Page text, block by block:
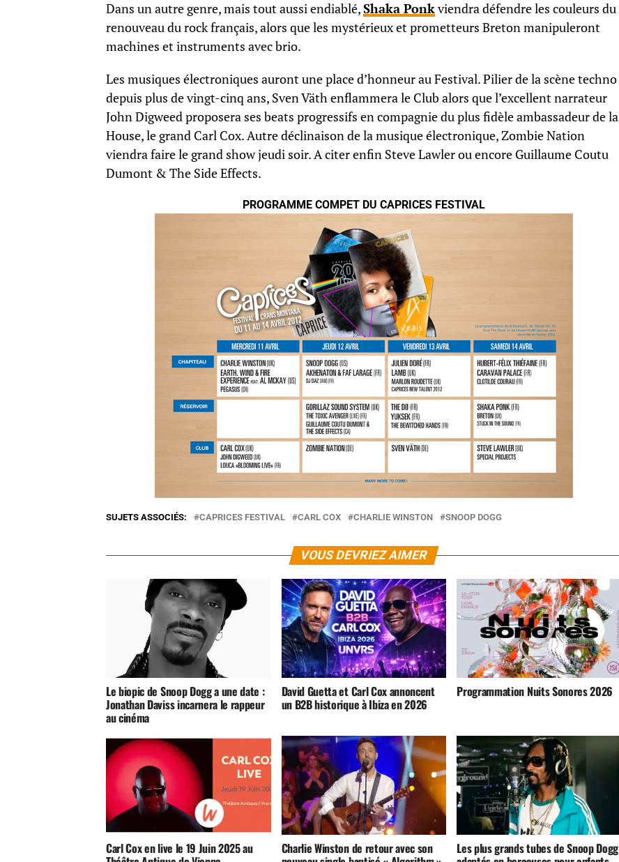
Dans un autre genre, mais tout aussi endiablé,Shaka Ponkviendra défendre les couleurs du
renouveau du rock français, alors que les mystérieux et prometteurs Breton manipuleront
machines et instruments avec brio.
Les musiques électroniques auront une place d’honneur au Festival. Pilier de la scène techno
depuis plus de vingt-cinq ans, Sven Väth enflammera le Club alors que l’excellent narrateur
John Digweed proposera ses beats progressifs en compagnie du plus fidèle ambassadeur de la
House, le grand Carl Cox. Autre déclinaison de la musique électronique, Zombie Nation
viendra faire le grand show jeudi soir. A citer enfin Steve Lawler ou encore Guillaume Coutu
Dumont & The Side Effects.
PROGRAMME COMPET DU CAPRICES FESTIVAL
SUJETS ASSOCIÉS: CAPRICES FESTIVAL CARL COX CHARLIE WINSTON SNOOP DOGG
VOUS DEVRIEZ AIMER
Le biopic de Snoop Dogg a une date :
Jonathan Daviss incarnera le rappeur
au cinéma
David Guetta et Carl Cox annoncent
un B2B historique à Ibiza en 2026
Programmation Nuits Sonores 2026
Carl Cox en live le 19 Juin 2025 au Charlie Winston de retour avec son Les plus grands tubes de Snoop Dogg